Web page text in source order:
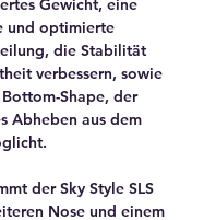
Gewicht, eine
und optimierte
die Stabilität
verbessern, sowie
Shape, der
Abheben aus dem
der Sky Style SLS
Nose und einem